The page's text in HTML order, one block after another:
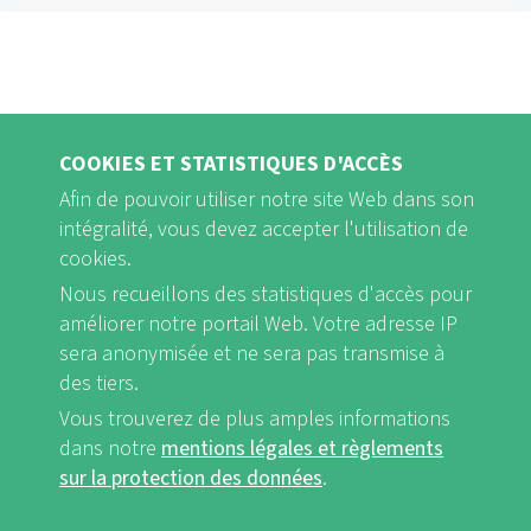
FB Youtube Instagram
FUSSBEREICHSMENÜ
Mentions légales et Règlements sur la protection des données
nf-int.org
COOKIES ET STATISTIQUES D'ACCÈS
Afin de pouvoir utiliser notre site Web dans son
intégralité, vous devez accepter l'utilisation de
cookies.
Nous recueillons des statistiques d'accès pour
améliorer notre portail Web. Votre adresse IP
sera anonymisée et ne sera pas transmise à
des tiers.
Vous trouverez de plus amples informations
dans notre mentions légales et règlements
sur la protection des données.